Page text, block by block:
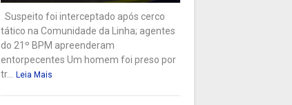
Suspeito foi interceptado após cerco
tático na Comunidade da Linha; agentes
do 21º BPM apreenderam
entorpecentes Um homem foi preso por
tr...
Leia Mais